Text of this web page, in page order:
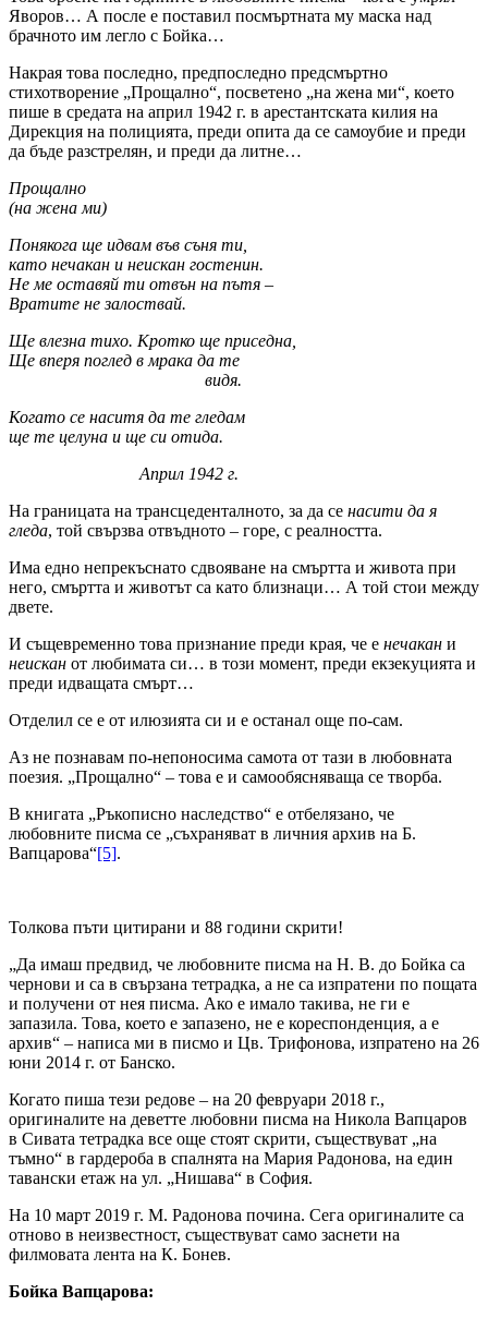
Яворов… А после е поставил посмъртната му маска над
брачното им легло с Бойка…
Накрая това последно, предпоследно предсмъртно
стихотворение „Прощално“, посветено „на жена ми“, което
пише в средата на април 1942 г. в арестантската килия на
Дирекция на полицията, преди опита да се самоубие и преди
да бъде разстрелян, и преди да литне…
Прощално
(на жена ми)
Понякога ще идвам във съня ти,
като нечакан и неискан гостенин.
Не ме оставяй ти отвън на пътя –
Вратите не залоствай.
Ще влезна тихо. Кротко ще приседна,
Ще вперя поглед в мрака да те
видя.
Когато се наситя да те гледам
ще те целуна и ще си отида.
Април 1942 г.
На границата на трансцеденталното, за да се насити да я
гледа, той свързва отвъдното – горе, с реалността.
Има едно непрекъснато сдвояване на смъртта и живота при
него, смъртта и животът са като близнаци… А той стои между
двете.
И същевременно това признание преди края, че е нечакан и
неискан от любимата си… в този момент, преди екзекуцията и
преди идващата смърт…
Отделил се е от илюзията си и е останал още по-сам.
Аз не познавам по-непоносима самота от тази в любовната
поезия. „Прощално“ – това е и самообясняваща се творба.
В книгата „Ръкописно наследство“ е отбелязано, че
любовните писма се „съхраняват в личния архив на Б.
Вапцарова“[5].
Толкова пъти цитирани и 88 години скрити!
„Да имаш предвид, че любовните писма на Н. В. до Бойка са
чернови и са в свързана тетрадка, а не са изпратени по пощата
и получени от нея писма. Ако е имало такива, не ги е
запазила. Това, което е запазено, не е кореспонденция, а е
архив“ – написа ми в писмо и Цв. Трифонова, изпратено на 26
юни 2014 г. от Банско.
Когато пиша тези редове – на 20 февруари 2018 г.,
оригиналите на деветте любовни писма на Никола Вапцаров
в Сивата тетрадка все още стоят скрити, съществуват „на
тъмно“ в гардероба в спалнята на Мария Радонова, на един
тавански етаж на ул. „Нишава“ в София.
На 10 март 2019 г. М. Радонова почина. Сега оригиналите са
отново в неизвестност, съществуват само заснети на
филмовата лента на К. Бонев.
Бойка Вапцарова: